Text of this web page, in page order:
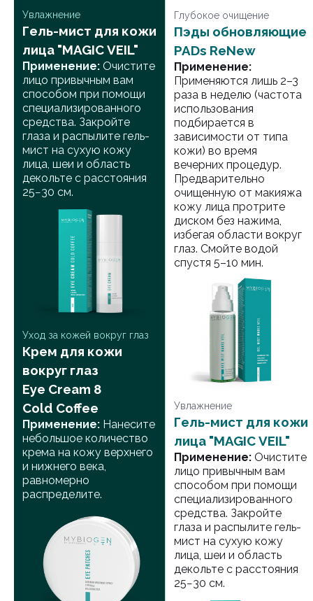
Увлажнение
Гель-мист для кожи
лица "MAGIC VEIL"
Применение: Очистите
лицо привычным вам
способом при помощи
специализированного
средства. Закройте
глаза и распылите гель-
мист на сухую кожу
лица, шеи и область
декольте с расстояния
25−30 см.
Уход за кожей вокруг глаз
Крем для кожи
вокруг глаз
Eye Cream 8
Cold Coffee
Применение: Нанесите
небольшое количество
крема на кожу верхнего
и нижнего века,
равномерно
распределите.
Глубокое очищение
Пэды обновляющие
PADs ReNew
Применение:
Применяются лишь 2–3
раза в неделю (частота
использования
подбирается в
зависимости от типа
кожи) во время
вечерних процедур.
Предварительно
очищенную от макияжа
кожу лица протрите
диском без нажима,
избегая области вокруг
глаз. Смойте водой
спустя 5–10 мин.
Увлажнение
Гель-мист для кожи
лица "MAGIC VEIL"
Применение: Очистите
лицо привычным вам
способом при помощи
специализированного
средства. Закройте
глаза и распылите гель-
мист на сухую кожу
лица, шеи и область
декольте с расстояния
25−30 см.